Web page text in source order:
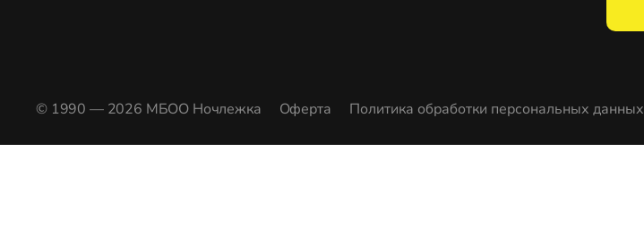
© 1990 — 2026 МБОО Ночлежка Оферта Политика обработки персональных данных